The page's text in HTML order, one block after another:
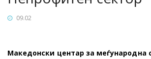
09.02
Македонски центар за меѓународна